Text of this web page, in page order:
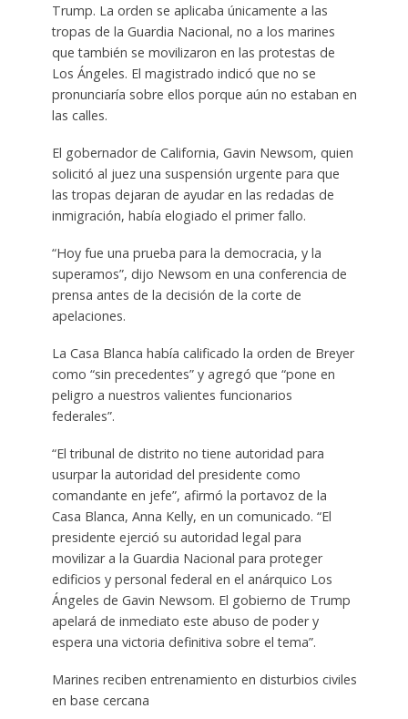
Trump. La orden se aplicaba únicamente a las
tropas de la Guardia Nacional, no a los marines
que también se movilizaron en las protestas de
Los Ángeles. El magistrado indicó que no se
pronunciaría sobre ellos porque aún no estaban en
las calles.
El gobernador de California, Gavin Newsom, quien
solicitó al juez una suspensión urgente para que
las tropas dejaran de ayudar en las redadas de
inmigración, había elogiado el primer fallo.
“Hoy fue una prueba para la democracia, y la
superamos”, dijo Newsom en una conferencia de
prensa antes de la decisión de la corte de
apelaciones.
La Casa Blanca había calificado la orden de Breyer
como “sin precedentes” y agregó que “pone en
peligro a nuestros valientes funcionarios
federales”.
“El tribunal de distrito no tiene autoridad para
usurpar la autoridad del presidente como
comandante en jefe”, afirmó la portavoz de la
Casa Blanca, Anna Kelly, en un comunicado. “El
presidente ejerció su autoridad legal para
movilizar a la Guardia Nacional para proteger
edificios y personal federal en el anárquico Los
Ángeles de Gavin Newsom. El gobierno de Trump
apelará de inmediato este abuso de poder y
espera una victoria definitiva sobre el tema”.
Marines reciben entrenamiento en disturbios civiles
en base cercana